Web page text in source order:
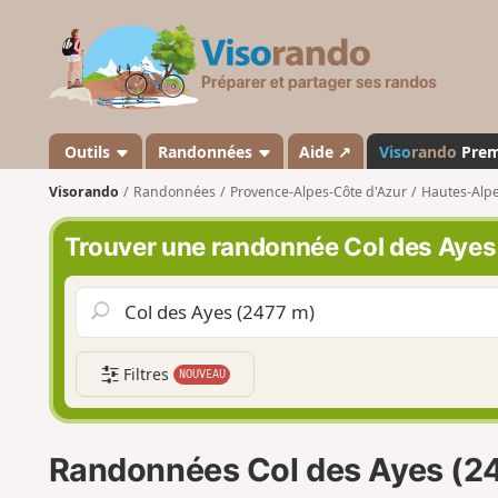
s
a
n
d
o
Outils Randonnées Aide ↗ Visorando
Visorando Randonnées Provence-Alpes-Côte d'Azur Hautes-
Trouver une randonnée Col des
Filtres NOUVEAU
Randonnées Col des Ayes